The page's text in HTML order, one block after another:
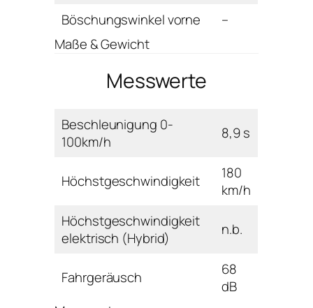
Böschungswinkel vorne
–
Maße & Gewicht
Messwerte
Beschleunigung 0-
100km/h
8,9 s
Höchstgeschwindigkeit
180
km/h
Höchstgeschwindigkeit
elektrisch (Hybrid)
n.b.
Fahrgeräusch
68
dB